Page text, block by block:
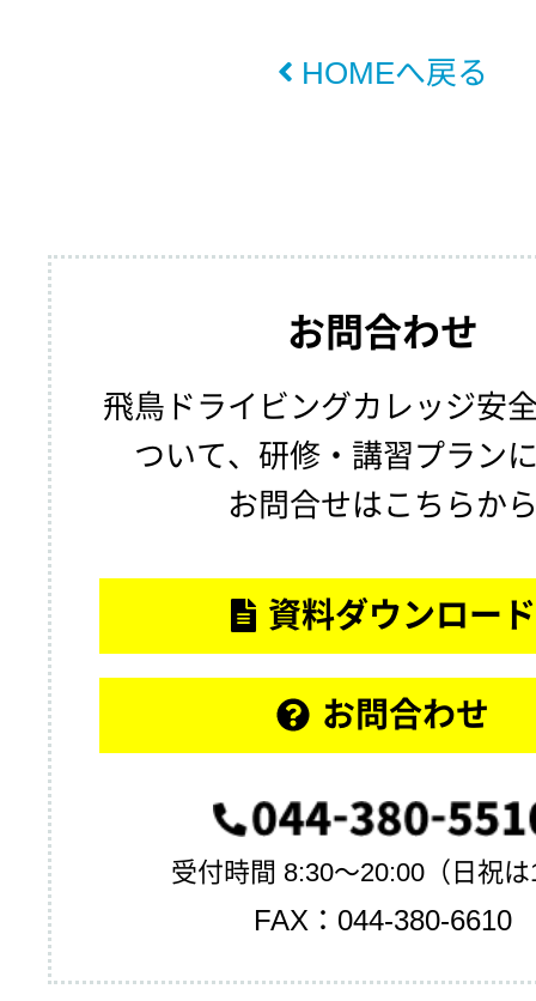
HOMEへ戻る
お問合わせ
飛鳥ドライビングカレッジ安
ついて、研修・講習プラン
お問合せはこちらか
資料ダウンロード
お問合わせ
受付時間 8:30〜20:00（日祝は
FAX：044-380-6610